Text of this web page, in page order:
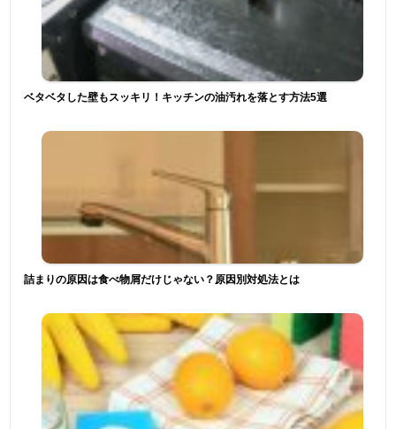
ベタベタした壁もスッキリ！キッチンの油汚れを落とす方法5選
詰まりの原因は食べ物屑だけじゃない？原因別対処法とは